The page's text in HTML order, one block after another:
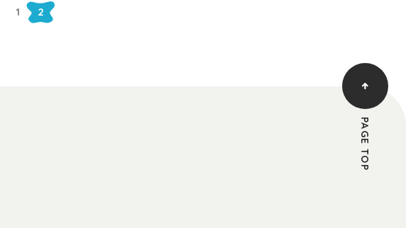
1 2
PAGE TOP